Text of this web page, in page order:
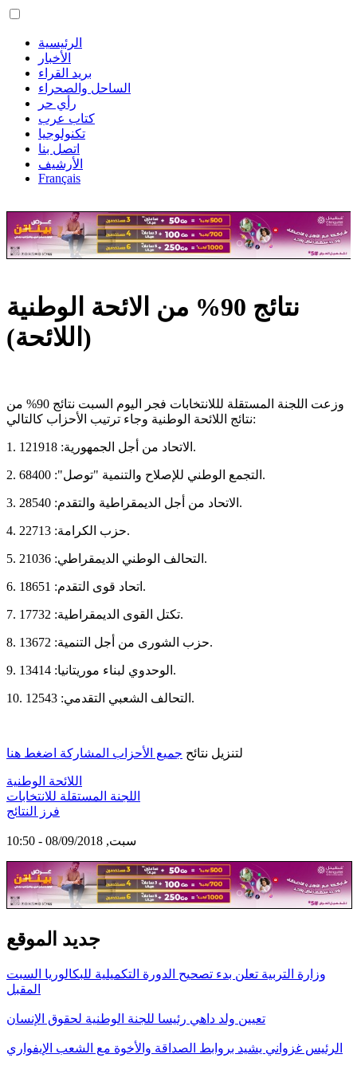
الرئيسية
الأخبار
بريد القراء
الساحل والصحراء
رأي حر
كتاب عرب
تكنولوجيا
اتصل بنا
الأرشيف
Français
نتائج 90% من الائحة الوطنية
(اللائحة)
وزعت اللجنة المستقلة لللانتخابات فجر اليوم السبت نتائج 90% من
نتائج اللائحة الوطنية وجاء ترتيب الأحزاب كالتالي:
1. الاتحاد من أجل الجمهورية: 121918.
2. التجمع الوطني للإصلاح والتنمية "توصل": 68400.
3. الاتحاد من أجل الديمقراطية والتقدم: 28540.
4. حزب الكرامة: 22713.
5. التحالف الوطني الديمقراطي: 21036.
6. اتحاد قوى التقدم: 18651.
7. تكتل القوى الديمقراطية: 17732.
8. حزب الشورى من أجل التنمية: 13672.
9. الوحدوي لبناء موريتانيا: 13414.
10. التحالف الشعبي التقدمي: 12543.
لتنزيل نتائح جميع الأحزاب المشاركة اضغط هنا
اللائحة الوطنية
اللجنة المستقلة للانتخابات
فرز النتائج
سبت, 08/09/2018 - 10:50
جديد الموقع
وزارة التربية تعلن بدء تصحيح الدورة التكميلية للبكالوريا السبت
المقبل
تعيين ولد داهي رئيسا للجنة الوطنية لحقوق الإنسان
الرئيس غزواني يشيد بروابط الصداقة والأخوة مع الشعب الإيفواري